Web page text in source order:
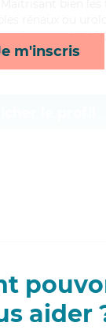
m'inscris
ménage,
rappels*
aider